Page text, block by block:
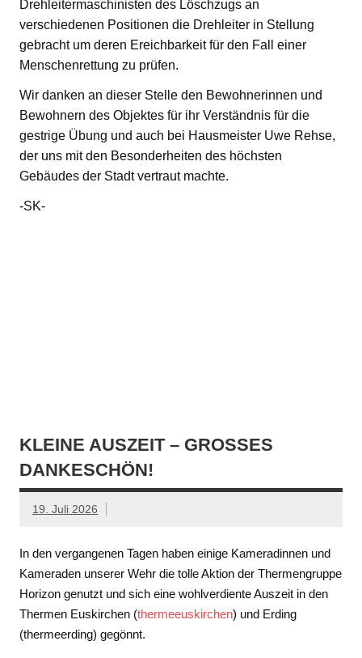
Drehleitermaschinisten des Löschzugs an
verschiedenen Positionen die Drehleiter in Stellung
gebracht um deren Ereichbarkeit für den Fall einer
Menschenrettung zu prüfen.
Wir danken an dieser Stelle den Bewohnerinnen und
Bewohnern des Objektes für ihr Verständnis für die
gestrige Übung und auch bei Hausmeister Uwe Rehse,
der uns mit den Besonderheiten des höchsten
Gebäudes der Stadt vertraut machte.
-SK-
KLEINE AUSZEIT – GROSSES D
ANKESCHÖN!
19. Juli 2026
In den vergangenen Tagen haben einige Kameradinnen und
Kameraden unserer Wehr die tolle Aktion der Thermengruppe
Horizon genutzt und sich eine wohlverdiente Auszeit in den
Thermen Euskirchen (thermeeuskirchen) und Erding
(thermeerding) gegönnt.